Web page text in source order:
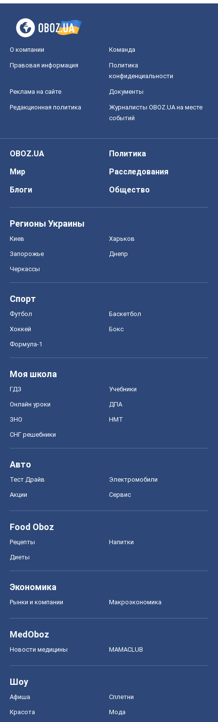
О компании Команда
Правовая информация
Политика
конфиденциальности
Реклама на сайте Документы
Редакционная политика
Журналисты OBOZ.UA на месте
событий
OBOZ.UA
Политика
Мир
Расследования
Блоги
Общество
Регионы Украины
Киев Харьков
Запорожье Днепр
Черкассы
Спорт
Футбол Баскетбол
Хоккей Бокс
Формула-1
Моя школа
ГДЗ Учебники
Онлайн уроки ДПА
ЗНО НМТ
СНГ решебники
Авто
Тест Драйв Электромобили
Акции Сервис
Food Oboz
Рецепты Напитки
Диеты
Экономика
Рынки и компании Mакроэкономика
MedOboz
Новости медицины MAMACLUB
Шоу
Афиша Сплетни
Красота Мода